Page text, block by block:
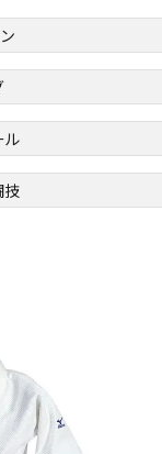
サリー
ウイメンズ
ジュニアラ
野球スパイ
少年野球ス
バスケット
ル
技